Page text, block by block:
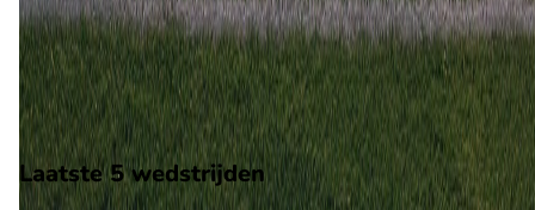
Op 29 augustus 2026 gaat Leganés de strijd aan met Eldense.
De wedstrijd wordt afgetrapt om 17:00 en wordt gespeeld in
LaLiga2.
Stadion: Estadio Butarque
Scheidsrechter: Onbekend
Laatste 5 wedstrijden
H2H